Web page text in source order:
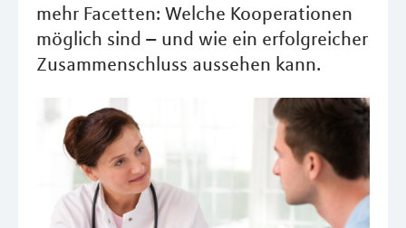
mehr Facetten: Welche Kooperationen
möglich sind – und wie ein erfolgreicher
Zusammenschluss aussehen kann.